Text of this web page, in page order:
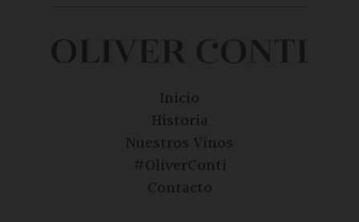
Inicio
Historia
Nuestros Vinos
#OliverConti
Contacto